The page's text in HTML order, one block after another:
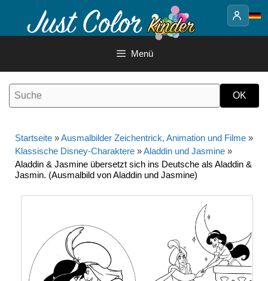
Inhalt
Menü
Startseite »Ausmalbilder Zeichentrick, Animation und Filme »
Klassische Disney-Charaktere »Aladdin und Jasmine »
Aladdin & Jasmine übersetzt sich ins Deutsche als Aladdin &
Jasmin. (Ausmalbild von Aladdin und Jasmine)